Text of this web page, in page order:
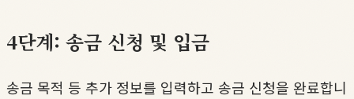
4단계: 송금 신청 및 입금
송금 목적 등 추가 정보를 입력하고 송금 신청을 완료합니